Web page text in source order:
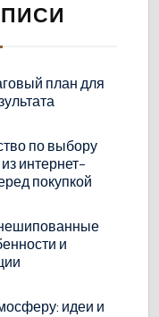
план для
по выбору
интернет-
покупкой
и
идеи и